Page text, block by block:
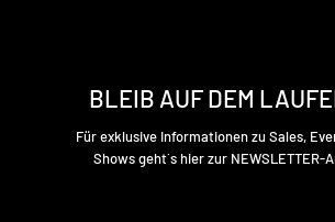
BLEIB AUF DEM
Für exklusive Informationen zu Sales,
Shows geht´s hier zur NEWSLETTER-